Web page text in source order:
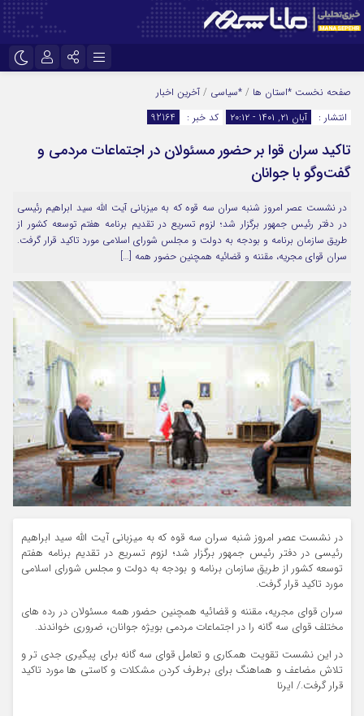
اینستاگرام
سروش
ایتا
آپارات
نام کاربری یا نشانی ایمیل
رمز عبور
مرا به خاطر بسپار
صفحه نخست *استان ها / *سیاسی / آخرین اخبار
انتشار :
آبان ۲۱, ۱۴۰۱ - ۲۰:۱۲ کد خبر : 92164
تاکید سران قوا بر حضور مسئولان در اجتماعات مردمی و
گفت‌وگو با جوانان
در نشست عصر امروز شنبه سران سه قوه که به میزبانی آیت الله سید ابراهیم رئیسی
در دفتر رئیس جمهور برگزار شد؛ لزوم تسریع در تقدیم برنامه هفتم توسعه کشور از
طریق سازمان برنامه و بودجه به دولت و مجلس شورای اسلامی مورد تاکید قرار گرفت.
سران قوای مجریه، مقننه و قضائیه همچنین حضور همه […]
در نشست عصر امروز شنبه سران سه قوه که به میزبانی آیت الله سید ابراهیم
رئیسی در دفتر رئیس جمهور برگزار شد؛ لزوم تسریع در تقدیم برنامه هفتم
توسعه کشور از طریق سازمان برنامه و بودجه به دولت و مجلس شورای اسلامی
مورد تاکید قرار گرفت.
سران قوای مجریه، مقننه و قضائیه همچنین حضور همه مسئولان در رده های
مختلف قوای سه گانه را در اجتماعات مردمی بویژه جوانان، ضروری خواندند.
در این نشست تقویت همکاری و تعامل قوای سه گانه برای پیگیری جدی تر و
تلاش مضاعف و هماهنگ برای برطرف کردن مشکلات و کاستی ها مورد تاکید
قرار گرفت./ ایرنا